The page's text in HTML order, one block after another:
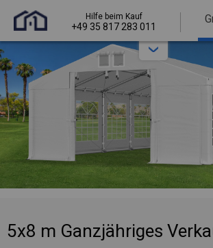
Hilfe beim Kauf
+49 35 817 283 011
5x8 m Ganzjähriges